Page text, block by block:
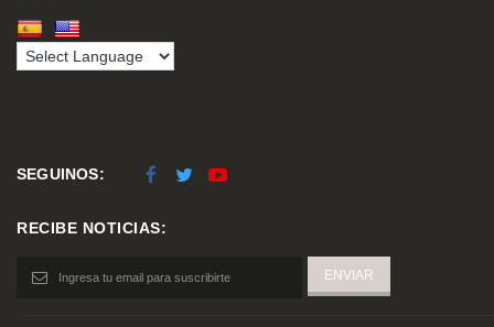
SEGUINOS:
RECIBE NOTICIAS: